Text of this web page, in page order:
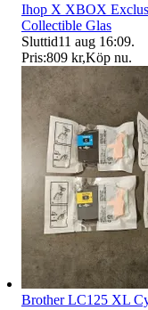
Ihop X XBOX
Collectible Glas
Sluttid11 aug 16:09.
Pris:809 kr,Köp nu.
Brother LC125 XL